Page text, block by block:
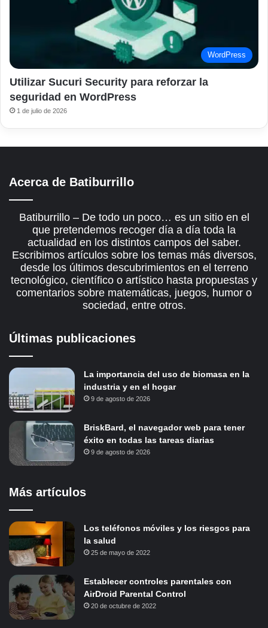
WordPress
Utilizar Sucuri Security para reforzar la
seguridad en WordPress
1 de julio de 2026
Acerca de Batiburrillo
Batiburrillo – De todo un poco… es un sitio en el
que pretendemos recoger día a día toda la
actualidad en los distintos campos del saber.
Escribimos artículos sobre los temas más diversos,
desde los últimos descubrimientos en el terreno
tecnológico, científico o artístico hasta propuestas y
comentarios sobre matemáticas, juegos, humor o
sociedad, entre otros.
Últimas publicaciones
La importancia del uso de biomasa en la
industria y en el hogar
9 de agosto de 2026
BriskBard, el navegador web para tener
éxito en todas las tareas diarias
9 de agosto de 2026
Más artículos
Los teléfonos móviles y los riesgos para
la salud
25 de mayo de 2022
Establecer controles parentales con
AirDroid Parental Control
20 de octubre de 2022